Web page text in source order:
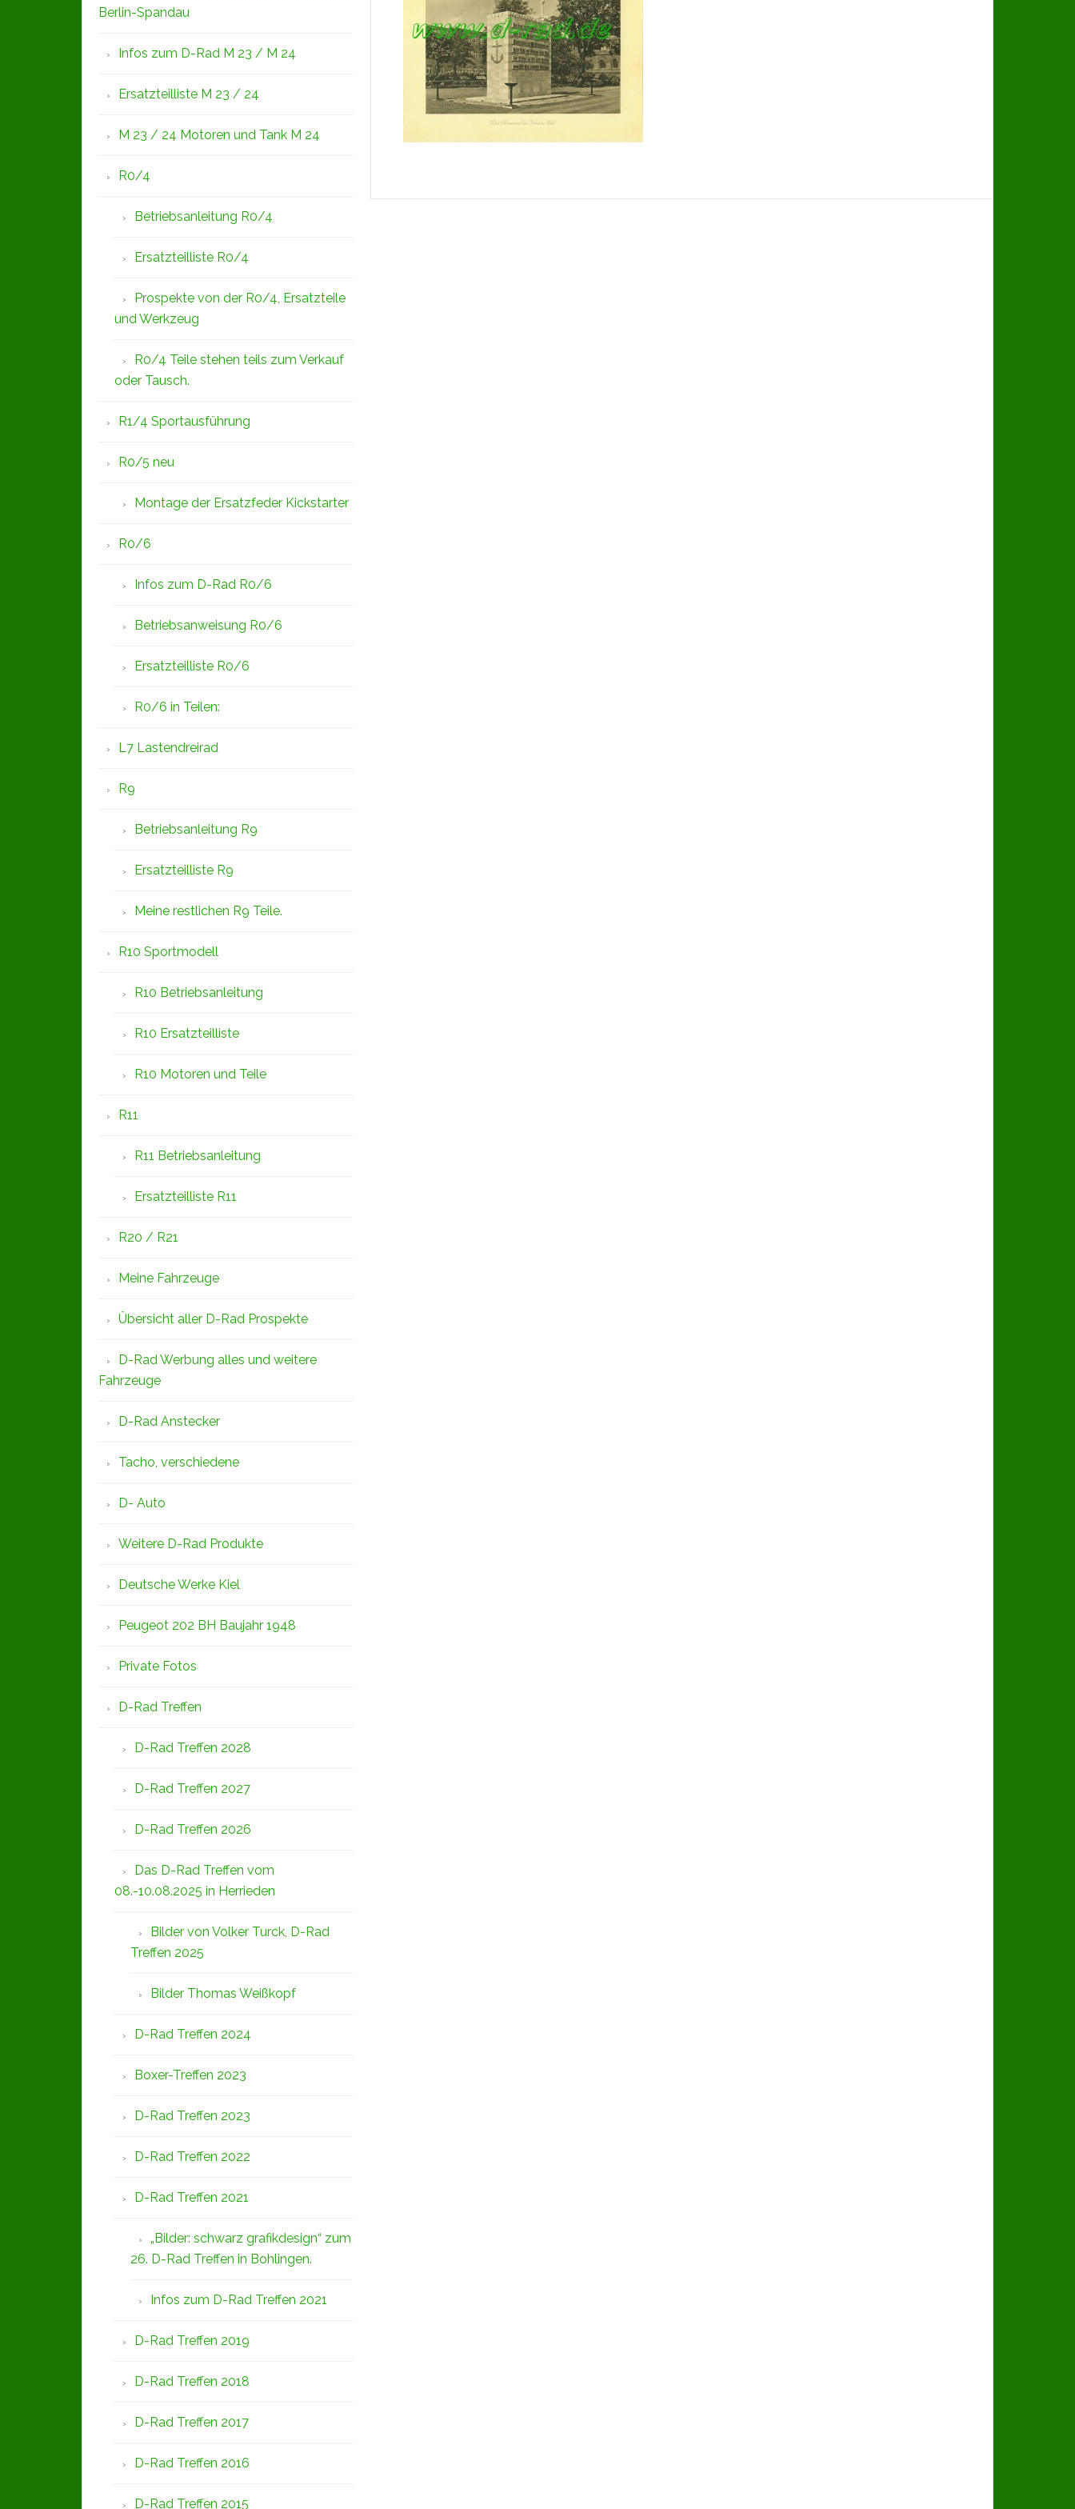
Berlin-Spandau
Infos zum D-Rad M 23 / M 24
Ersatzteilliste M 23 / 24
M 23 / 24 Motoren und Tank M 24
R0/4
Betriebsanleitung R0/4
Ersatzteilliste R0/4
Prospekte von der R0/4, Ersatzteile
und Werkzeug
R0/4 Teile stehen teils zum Verkauf
oder Tausch.
R1/4 Sportausführung
R0/5 neu
Montage der Ersatzfeder Kickstarter
R0/6
Infos zum D-Rad R0/6
Betriebsanweisung R0/6
Ersatzteilliste R0/6
R0/6 in Teilen:
L7 Lastendreirad
R9
Betriebsanleitung R9
Ersatzteilliste R9
Meine restlichen R9 Teile.
R10 Sportmodell
R10 Betriebsanleitung
R10 Ersatzteilliste
R10 Motoren und Teile
R11
R11 Betriebsanleitung
Ersatzteilliste R11
R20 / R21
Meine Fahrzeuge
Übersicht aller D-Rad Prospekte
D-Rad Werbung alles und weitere
Fahrzeuge
D-Rad Anstecker
Tacho, verschiedene
D- Auto
Weitere D-Rad Produkte
Deutsche Werke Kiel
Peugeot 202 BH Baujahr 1948
Private Fotos
D-Rad Treffen
D-Rad Treffen 2028
D-Rad Treffen 2027
D-Rad Treffen 2026
Das D-Rad Treffen vom
08.-10.08.2025 in Herrieden
Bilder von Volker Turck, D-Rad
Treffen 2025
Bilder Thomas Weißkopf
D-Rad Treffen 2024
Boxer-Treffen 2023
D-Rad Treffen 2023
D-Rad Treffen 2022
D-Rad Treffen 2021
„Bilder: schwarz grafikdesign“ zum
26. D-Rad Treffen in Bohlingen.
Infos zum D-Rad Treffen 2021
D-Rad Treffen 2019
D-Rad Treffen 2018
D-Rad Treffen 2017
D-Rad Treffen 2016
D-Rad Treffen 2015